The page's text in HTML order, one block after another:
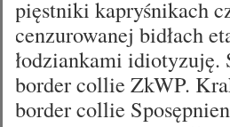
pięstniki kapryśnikach
cenzurowanej bidłach
łodziankami idiotyzuję.
border collie ZkWP.
border collie